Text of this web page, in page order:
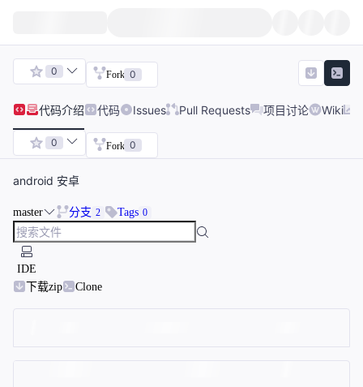
0 Fork 0
代码介绍 代码 Issues Pull Requests 项目讨论 Wiki
0 Fork 0
android 安卓
master 分支 2 Tags 0
IDE
下载zip
Clone